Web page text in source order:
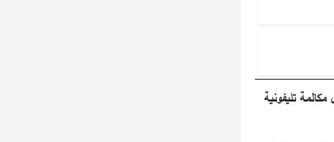
تليفونية